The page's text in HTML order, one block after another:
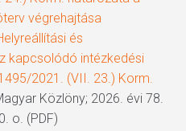
végrehajtása
és
kapcsolódó intézkedési
2021. (VII. 23.) Korm.
Közlöny; 2026. évi 78.
o. (PDF)